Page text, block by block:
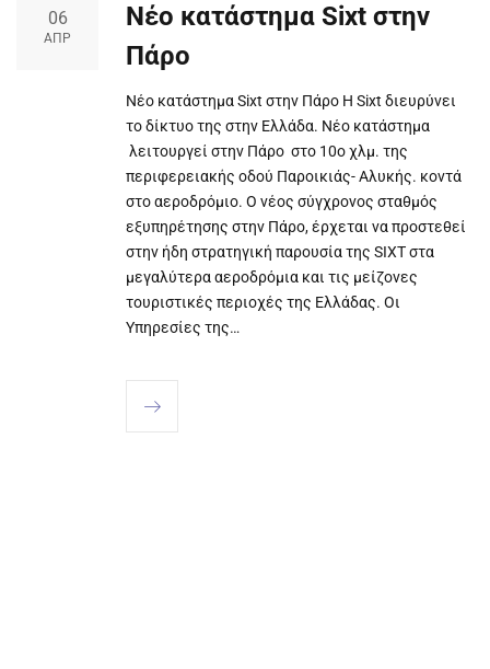
06
ΑΠΡ
Νέο κατάστημα Sixt στην
Πάρο
Νέο κατάστημα Sixt στην Πάρο Η Sixt διευρύνει
το δίκτυο της στην Ελλάδα. Νέο κατάστημα
λειτουργεί στην Πάρο στο 10ο χλμ. της
περιφερειακής οδού Παροικιάς- Αλυκής. κοντά
στο αεροδρόμιο. Ο νέος σύγχρονος σταθμός
εξυπηρέτησης στην Πάρο, έρχεται να προστεθεί
στην ήδη στρατηγική παρουσία της SIXT στα
μεγαλύτερα αεροδρόμια και τις μείζονες
τουριστικές περιοχές της Ελλάδας. Οι
Υπηρεσίες της…